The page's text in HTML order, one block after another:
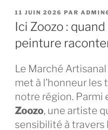
PUBLIÉ
LE
11 JUIN 2026 PAR
Ici Zoozo :
peinture
Le Marché
met à l’honneur
notre région. Parmi
Zoozo, une artiste
sensibilité à travers